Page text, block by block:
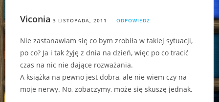
Viconia 3 LISTOPADA, 2011 ODPOWIEDZ
Nie zastanawiam się co bym zrobiła w takiej sytuacji,
po co? Ja i tak żyję z dnia na dzień, więc po co tracić
czas na nic nie dające rozważania.
A książka na pewno jest dobra, ale nie wiem czy na
moje nerwy. No, zobaczymy, może się skuszę jednak.